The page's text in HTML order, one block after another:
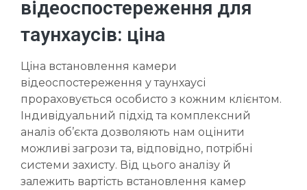
відеоспостереження для
таунхаусів: ціна
Ціна встановлення камери
відеоспостереження у таунхаусі
прораховується особисто з кожним клієнтом.
Індивідуальний підхід та комплексний
аналіз об’єкта дозволяють нам оцінити
можливі загрози та, відповідно, потрібні
системи захисту. Від цього аналізу й
залежить вартість встановлення камер